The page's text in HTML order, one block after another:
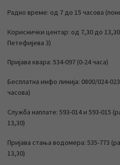
Радно време: од 7 до 15 часова
Кориснички центар: од 7,30 до
Петефијева 3)
Пријава квара: 534-097 (0-24 часа)
Бесплатна инфо линија: 0800/024-
часова)
Служба наплате: 593-014 и 593-015
13,30)
Пријава стања водомера: 535-773
13,30)